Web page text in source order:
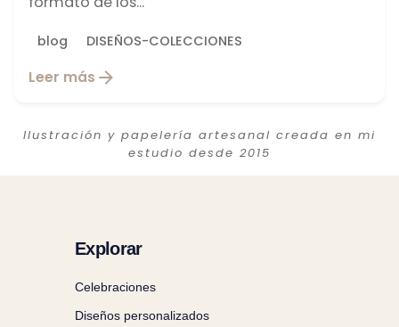
blog DISEÑOS-COLECCIONES
Leer más
Ilustración y papelería artesanal creada en mi
estudio desde 2015
Explorar
Celebraciones
Diseños personalizados